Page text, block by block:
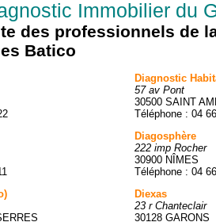
Immobilier du
des professionnels de
Batico
Diagnostic
57 av Pont
30500 SAINT
Téléphone : 04
Diagosphère
222 imp Rocher
30900 NÎMES
Téléphone : 04
Diexas
23 r Chanteclair
30128 GARONS